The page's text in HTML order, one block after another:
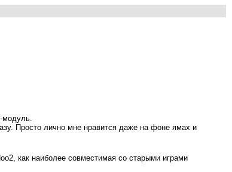
модуль.
Просто лично мне нравится даже на фоне ямах и
как наиболее совместимая со старыми играми